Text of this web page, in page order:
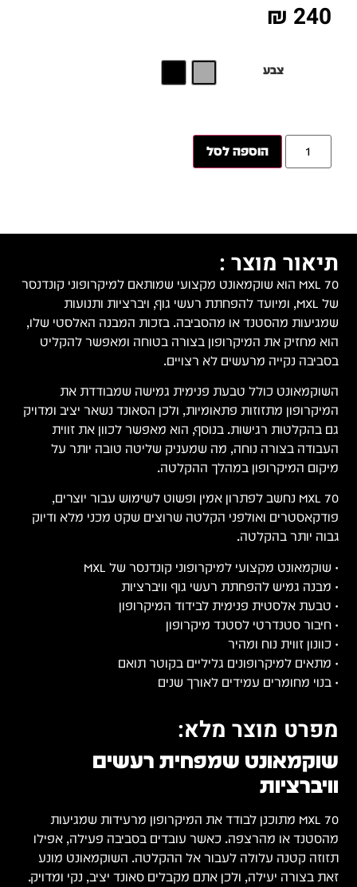
₪ 240
צבע
הוספה לסל
תיאור מוצר :
MXL 70 הוא שוקמאונט מקצועי שמותאם למיקרופוני קונדנסר
של MXL, ומיועד להפחתת רעשי גוף, ויברציות ותנועות
שמגיעות מהסטנד או מהסביבה. בזכות המבנה האלסטי שלו,
הוא מחזיק את המיקרופון בצורה בטוחה ומאפשר להקליט
בסביבה נקייה מרעשים לא רצויים.
השוקמאונט כולל טבעת פנימית גמישה שמבודדת את
המיקרופון מתזוזות פתאומיות, ולכן הסאונד נשאר יציב ומדויק
גם בהקלטות רגישות. בנוסף, הוא מאפשר לכוון את זווית
העבודה בצורה נוחה, מה שמעניק שליטה טובה יותר על
מיקום המיקרופון במהלך ההקלטה.
MXL 70 נחשב לפתרון אמין ופשוט לשימוש עבור יוצרים,
פודקאסטרים ואולפני הקלטה שרוצים שקט מכני מלא ודיוק
גבוה יותר בהקלטה.
• שוקמאונט מקצועי למיקרופוני קונדנסר של MXL
• מבנה גמיש להפחתת רעשי גוף וויברציות
• טבעת אלסטית פנימית לבידוד המיקרופון
• חיבור סטנדרטי לסטנד מיקרופון
• כוונון זווית נוח ומהיר
• מתאים למיקרופונים גליליים בקוטר תואם
• בנוי מחומרים עמידים לאורך שנים
מפרט מוצר מלא:
שוקמאונט שמפחית רעשים
וויברציות
MXL 70 מתוכנן לבודד את המיקרופון מרעידות שמגיעות
מהסטנד או מהרצפה. כאשר עובדים בסביבה פעילה, אפילו
תזוזה קטנה עלולה לעבור אל ההקלטה. השוקמאונט מונע
זאת בצורה יעילה, ולכן אתם מקבלים סאונד יציב, נקי ומדויק.